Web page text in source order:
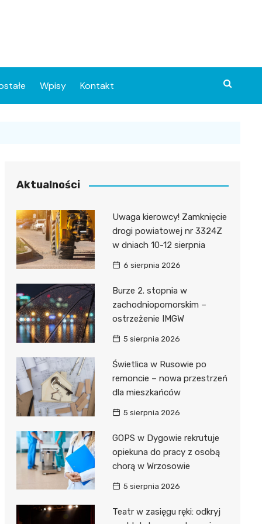
Wpisy Kontakt
Aktualności
Uwaga kierowcy! Zamknięcie
drogi powiatowej nr 3324Z
w dniach 10-12 sierpnia
6 sierpnia 2026
Burze 2. stopnia w
zachodniopomorskim –
ostrzeżenie IMGW
5 sierpnia 2026
Świetlica w Rusowie po
remoncie – nowa przestrzeń
dla mieszkańców
5 sierpnia 2026
GOPS w Dygowie rekrutuje
opiekuna do pracy z osobą
chorą w Wrzosowie
5 sierpnia 2026
Teatr w zasięgu ręki: odkryj